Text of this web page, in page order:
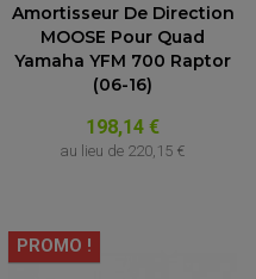
Amortisseur De Direction
MOOSE Pour Quad
Yamaha YFM 700 Raptor
(06-16)
198,14 €
au lieu de 220,15 €
PROMO !